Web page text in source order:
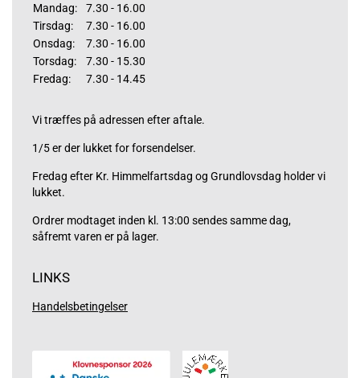
Mandag:
7.30 - 16.00
Tirsdag:
7.30 - 16.00
Onsdag:
7.30 - 16.00
Torsdag:
7.30 - 15.30
Fredag:
7.30 - 14.45
Vi træffes på adressen efter aftale.
1/5 er der lukket for forsendelser.
Fredag efter Kr. Himmelfartsdag og Grundlovsdag holder vi
lukket.
Ordrer modtaget inden kl. 13:00 sendes samme dag,
såfremt varen er på lager.
LINKS
Handelsbetingelser